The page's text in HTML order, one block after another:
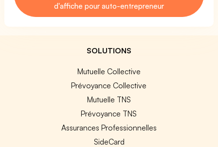
d'affiche pour auto-entrepreneur
SOLUTIONS
Mutuelle Collective
Prévoyance Collective
Mutuelle TNS
Prévoyance TNS
Assurances Professionnelles
SideCard